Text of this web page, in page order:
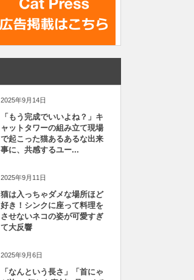
2025年9月14日
「もう完成でいいよね？」キ
ャットタワーの組み立て現場
で起こった猫あるあるな出来
事に、共感するユー...
2025年9月11日
猫は入っちゃダメな場所ほど
好き！シンクに座って料理を
させないネコの姿が可愛すぎ
て大反響
2025年9月6日
「なんという長さ」「首にゃ